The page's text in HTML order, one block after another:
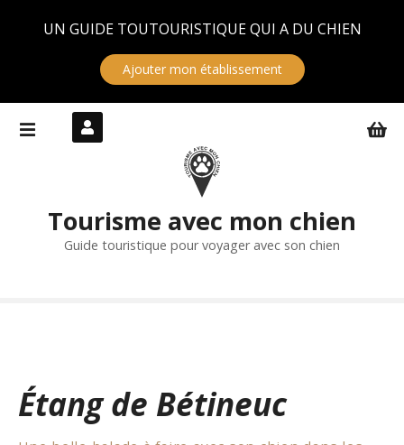
UN GUIDE TOUTOURISTIQUE QUI A DU CHIEN
Ajouter mon établissement
Tourisme avec mon chien
Guide touristique pour voyager avec son chien
Étang de Bétineuc